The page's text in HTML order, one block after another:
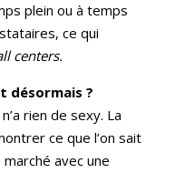
plein ou à temps
ce qui
centers.
désormais ?
rien de sexy. La
ce que l’on sait
avec une